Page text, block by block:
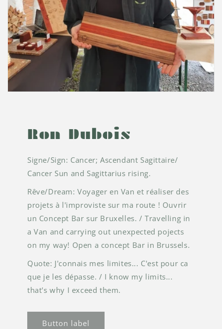
Ron Dubois
Signe/Sign: Cancer; Ascendant Sagittaire/
Cancer Sun and Sagittarius rising.
Rêve/Dream: Voyager en Van et réaliser des
projets à l'improviste sur ma route ! Ouvrir
un Concept Bar sur Bruxelles. / Travelling in
a Van and carrying out unexpected pojects
on my way! Open a concept Bar in Brussels.
Quote: J'connais mes limites... C'est pour ca
que je les dépasse. / I know my limits...
that's why I exceed them.
Button label